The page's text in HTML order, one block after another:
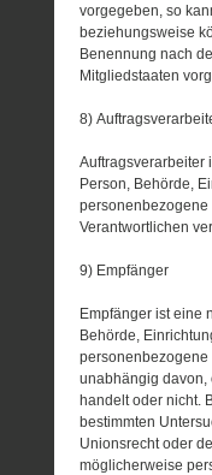
vorgegeben, so
beziehungsweise
Benennung nach
Mitgliedstaaten
8)
Auftragsverarbeiter
Person, Behörde,
personenbezogene
Verantwortlichen
9) Empfänger
Empfänger ist eine
Behörde,
unabhängig davon,
handelt oder nicht.
bestimmten
Unionsrecht oder
möglicherweise